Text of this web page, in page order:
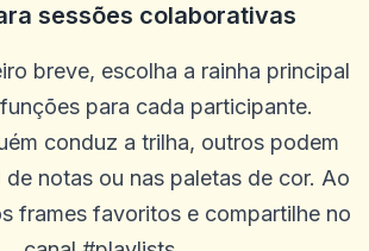
sessões colaborativas
breve, escolha a rainha principal
para cada participante.
conduz a trilha, outros podem
de notas ou nas paletas de cor. Ao
frames favoritos e compartilhe no
dinheiro
que não há problemas e o dinheiro é pago em